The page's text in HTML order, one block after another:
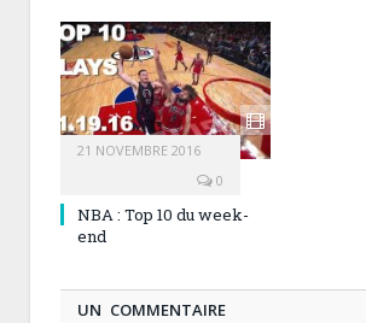
21 NOVEMBRE 2016
0
NBA : Top 10 du week-
end
UN COMMENTAIRE